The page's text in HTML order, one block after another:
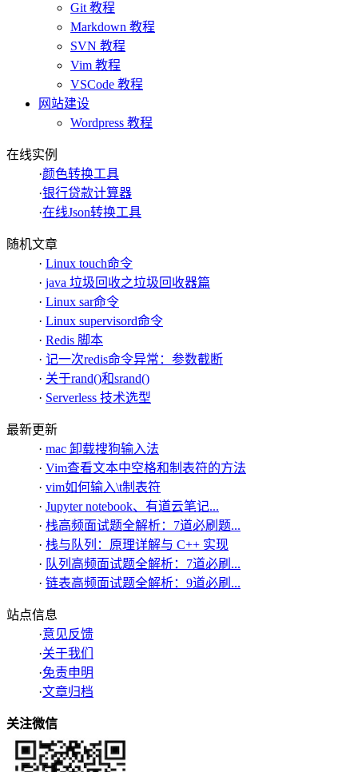
Git 教程
Markdown 教程
SVN 教程
Vim 教程
VSCode 教程
网站建设
Wordpress 教程
在线实例
·颜色转换工具
·银行贷款计算器
·在线Json转换工具
随机文章
· Linux touch命令
· java 垃圾回收之垃圾回收器篇
· Linux sar命令
· Linux supervisord命令
· Redis 脚本
· 记一次redis命令异常：参数截断
· 关于rand()和srand()
· Serverless 技术选型
最新更新
· mac 卸载搜狗输入法
· Vim查看文本中空格和制表符的方法
· vim如何输入\t制表符
· Jupyter notebook、有道云笔记...
· 栈高频面试题全解析：7道必刷题...
· 栈与队列：原理详解与 C++ 实现
· 队列高频面试题全解析：7道必刷...
· 链表高频面试题全解析：9道必刷...
站点信息
·意见反馈
·关于我们
·免责申明
·文章归档
关注微信